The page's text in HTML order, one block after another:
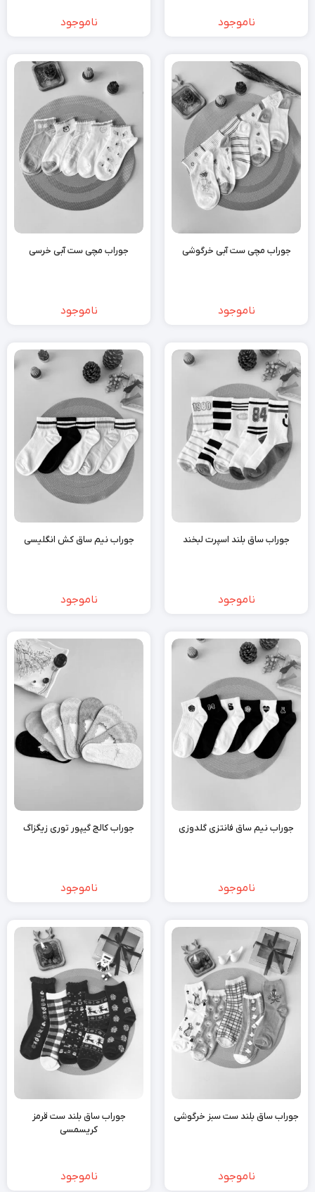
ناموجود ناموجود
جوراب مچی ست آبی خرگوشی
ناموجود
جوراب مچی ست آبی خرسی
ناموجود
جوراب ساق بلند اسپرت لبخند
ناموجود
جوراب نیم ساق کش انگلیسی
ناموجود
جوراب نیم ساق فانتزی گلدوزی
ناموجود
جوراب کالج گیپور توری زیگزاگ
ناموجود
جوراب ساق بلند ست سبز خرگوشی
ناموجود
جوراب ساق بلند ست قرمز
کریسمسی
ناموجود